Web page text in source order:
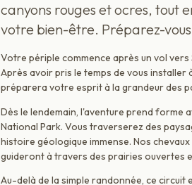
canyons rouges et ocres, tout
votre bien-être. Préparez-
Votre périple commence après un vol
Après avoir pris le temps de vous
préparera votre esprit à la grandeur des
Dès le lendemain, l'aventure prend forme
National Park. Vous traverserez des
histoire géologique immense. Nos
guideront à travers des prairies ouvertes
Au-delà de la simple randonnée, ce circuit